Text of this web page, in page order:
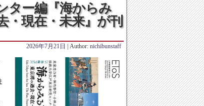
ター編『海からみ
現在・未来』が刊
2026年7月21日 | Author: nichibunstaff